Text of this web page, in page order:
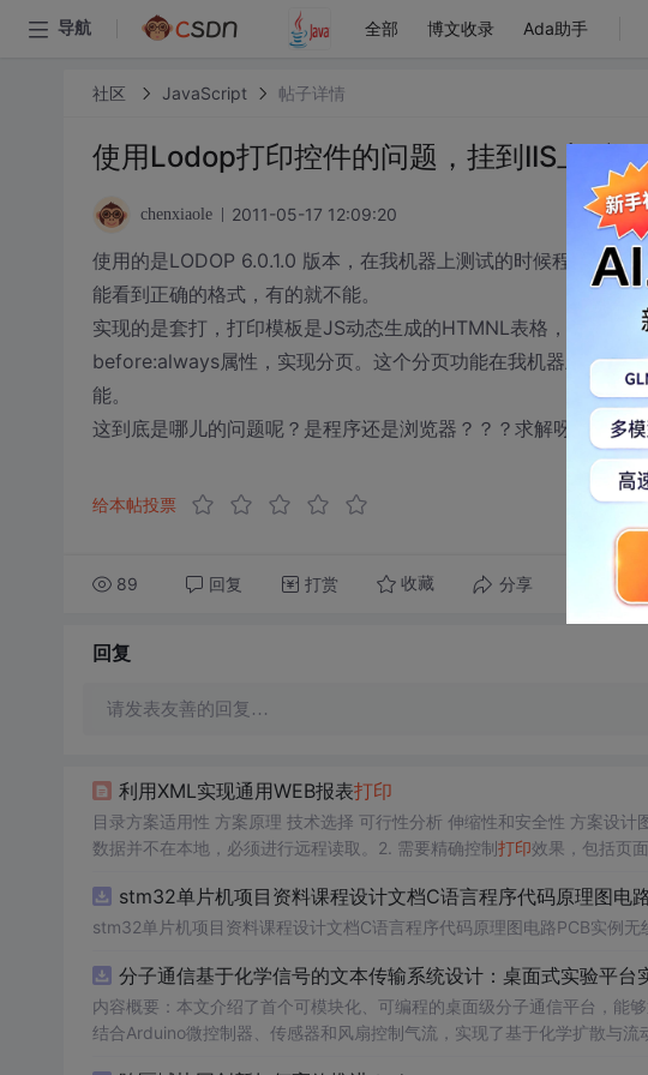
导航 全部 博文收录 Ada助手
社区 JavaScript 帖子详情
使用Lodop打印控件的问题，挂到IIS上后，
chenxiaole 2011-05-17 12:09:20
使用的是LODOP 6.0.1.0 版本，在我机器上测试的时候程序显示
能看到正确的格式，有的就不能。
实现的是套打，打印模板是JS动态生成的HTMNL表格，在用JS
before:always属性，实现分页。这个分页功能在我机器上好好
能。
这到底是哪儿的问题呢？是程序还是浏览器？？？求解呀。
给本帖投票
89 回复 打赏 收藏 分享 转发到
回复
请发表友善的回复…
利用XML实现通用WEB报表打印
目录方案适用性 方案原理 技术选择 可行性分析 伸缩性和安全性 方案设计
数据并不在本地，必须进行远程读取。2. 需要精确控制打印效果，包括页
stm32单片机项目资料课程设计文档C语言程序代码原理图电
stm32单片机项目资料课程设计文档C语言程序代码原理图电路PCB实例无
分子通信基于化学信号的文本传输系统设计：桌面式实验平台
内容概要：本文介绍了首个可模块化、可编程的桌面级分子通信平台，能
结合Arduino微控制器、传感器和风扇控制气流，实现了基于化学扩散与